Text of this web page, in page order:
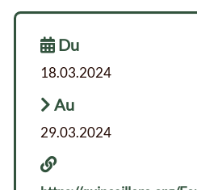
Du
18.03.2024
Au
29.03.2024